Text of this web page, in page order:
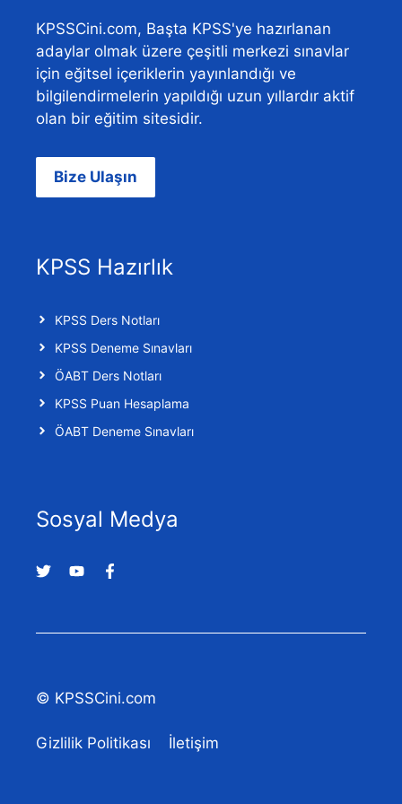
KPSSCini.com, Başta KPSS'ye hazırlanan
adaylar olmak üzere çeşitli merkezi sınavlar
için eğitsel içeriklerin yayınlandığı ve
bilgilendirmelerin yapıldığı uzun yıllardır aktif
olan bir eğitim sitesidir.
Bize Ulaşın
KPSS Hazırlık
KPSS Ders Notları
KPSS Deneme Sınavları
ÖABT Ders Notları
KPSS Puan Hesaplama
ÖABT Deneme Sınavları
Sosyal Medya
© KPSSCini.com
Gizlilik Politikası İletişim